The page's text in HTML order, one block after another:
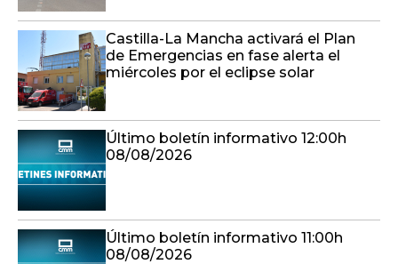
Castilla-La Mancha activará el Plan
de Emergencias en fase alerta el
miércoles por el eclipse solar
Último boletín informativo 12:00h
08/08/2026
Último boletín informativo 11:00h
08/08/2026